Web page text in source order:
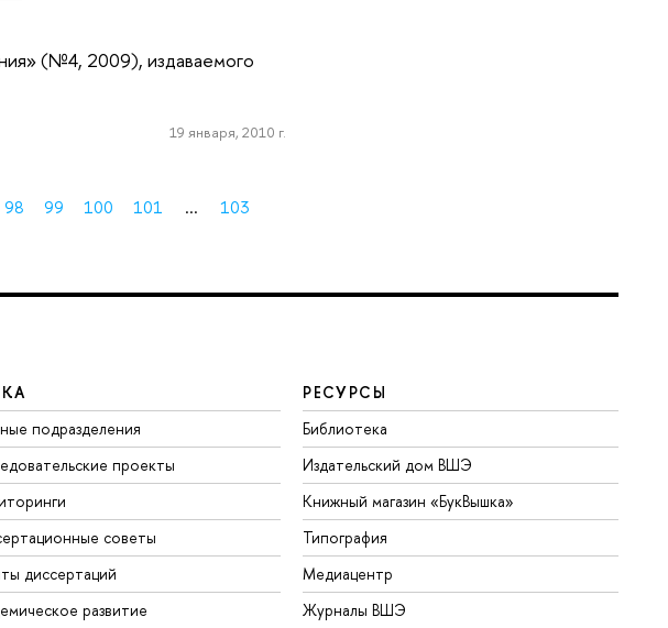
(№4, 2009), издаваемого
19 января, 2010 г.
98 99 100 101 ... 103
подразделения
проекты
советы
диссертаций
развитие
РЕСУРСЫ
Библиотека
Издательский дом ВШЭ
Книжный магазин «БукВышка»
Типография
Медиацентр
Журналы ВШЭ